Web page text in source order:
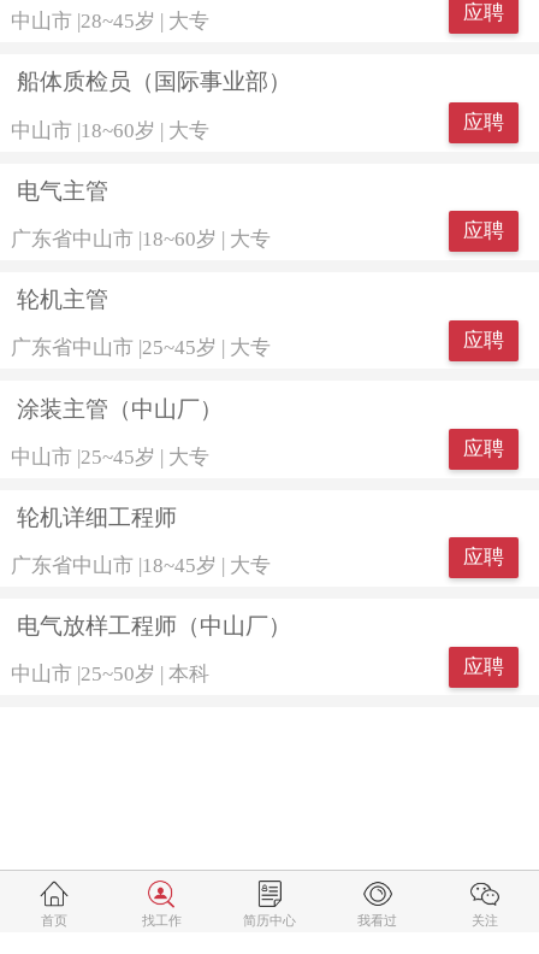
中山市 28~45岁 大专 应聘
船体质检员（国际事业部）
中山市 |18~60岁 | 大专 应聘
电气主管
广东省中山市 |18~60岁 | 大专 应聘
轮机主管
广东省中山市 25~45岁 大专 应聘
涂装主管（中山厂）
中山市 |25~45岁 | 大专 应聘
轮机详细工程师
广东省中山市 |18~45岁 | 大专 应聘
电气放样工程师（中山厂）
中山市 25~50岁 本科 应聘
首页 找工作 简历中心 我看过 关注